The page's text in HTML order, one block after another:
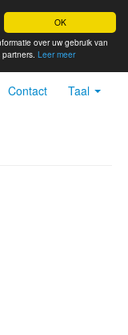
OK
over uw gebruik van
Leer meer
Contact Taal